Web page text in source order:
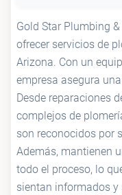
Gold Star Plumbing
ofrecer servicios de
Arizona. Con un
empresa asegura
Desde reparaciones
complejos de
son reconocidos por
Además, mantienen
todo el proceso, lo
sientan informados y